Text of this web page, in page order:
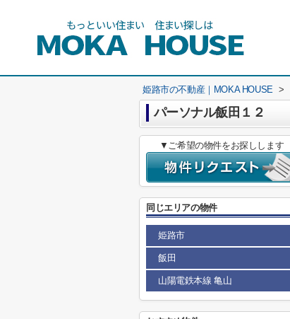
姫路市の不動産｜MOKA HOUSE >
パーソナル飯田１２
▼ご希望の物件をお探しします
同じエリアの物件
姫路市
飯田
山陽電鉄本線 亀山